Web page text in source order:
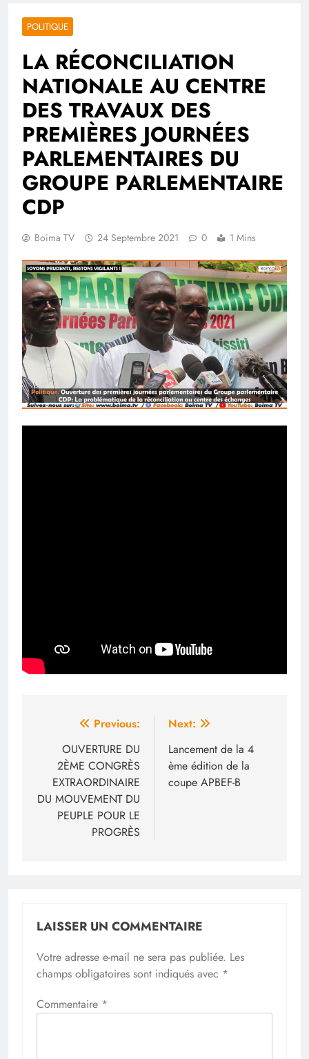
POLITIQUE
LA RÉCONCILIATION
NATIONALE AU CENTRE
DES TRAVAUX DES
PREMIÈRES JOURNÉES
PARLEMENTAIRES DU
GROUPE PARLEMENTAIRE
CDP
Boima TV 24 Septembre 2021 0 1 Mins
Navigation
l’article
Previous:
OUVERTURE DU
2ÈME CONGRÈS
EXTRAORDINAIRE
DU MOUVEMENT DU
PEUPLE POUR LE
PROGRÈS
Next:
Lancement de la 4
ème édition de la
coupe APBEF-B
LAISSER UN COMMENTAIRE
Votre adresse e-mail ne sera pas publiée. Les
champs obligatoires sont indiqués avec *
Commentaire *